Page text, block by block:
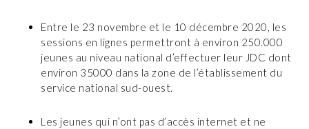
Entre le 23 novembre et le 10 décembre 2020, les
sessions en lignes permettront à environ 250.000
jeunes au niveau national d’effectuer leur JDC dont
environ 35000 dans la zone de l’établissement du
service national sud-ouest.
Les jeunes qui n’ont pas d’accès internet et ne